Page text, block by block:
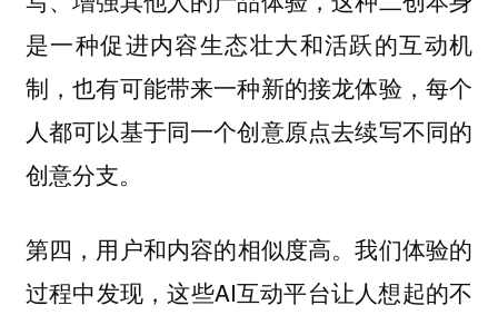
是一种促进内容生态壮大和活跃的互动机
制，也有可能带来一种新的接龙体验，每个
人都可以基于同一个创意原点去续写不同的
创意分支。
第四， 用户和内容的相似度高。我们体验的
过程中发现，这些AI互动平台让人想起的不